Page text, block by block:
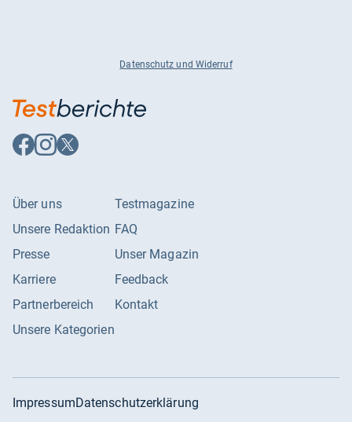
Datenschutz und Widerruf
Auf
Facebook
Auf
Instagram
Auf
X
Über uns
Unsere Redaktion
Presse
Karriere
Partnerbereich
Unsere Kategorien
Testmagazine
FAQ
Unser Magazin
Feedback
Kontakt
ImpressumDatenschutzerklärung